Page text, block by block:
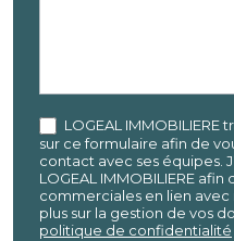
LOGEAL
sur ce formulaire afin de
contact avec ses équipes.
LOGEAL IMMOBILIERE
commerciales en lien
plus sur la gestion de vos
politique de confidentialité